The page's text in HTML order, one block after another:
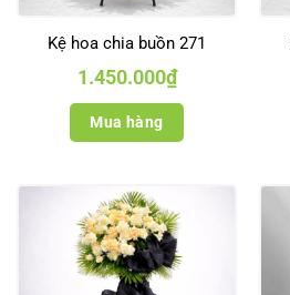
Kệ hoa chia buồn 271
1.450.000₫
Mua hàng